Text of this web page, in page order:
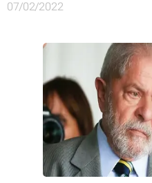
07/02/2022